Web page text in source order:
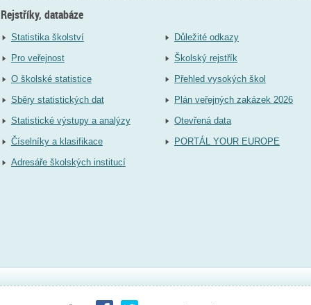
Rejstříky, databáze
Statistika školství
Pro veřejnost
O školské statistice
Sběry statistických dat
Statistické výstupy a analýzy
Číselníky a klasifikace
Adresáře školských institucí
Důležité odkazy
Školský rejstřík
Přehled vysokých škol
Plán veřejných zakázek 2026
Otevřená data
PORTÁL YOUR EUROPE